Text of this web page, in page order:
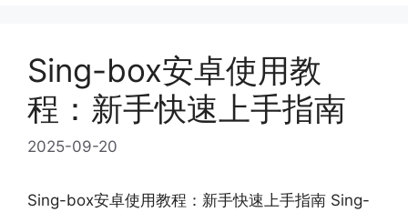
Sing-box安卓使用教
程：新手快速上手指南
2025-09-20
Sing-box安卓使用教程：新手快速上手指南 Sing-